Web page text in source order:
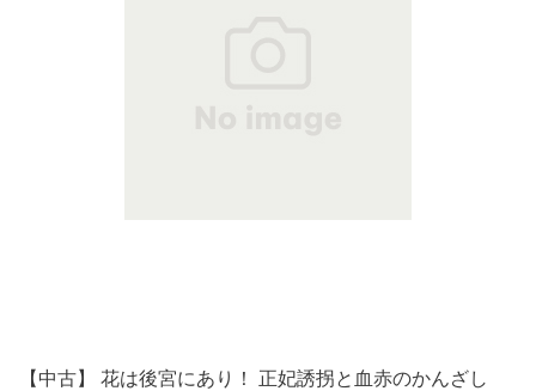
【中古】 花は後宮にあり！ 正妃誘拐と血赤のかんざし